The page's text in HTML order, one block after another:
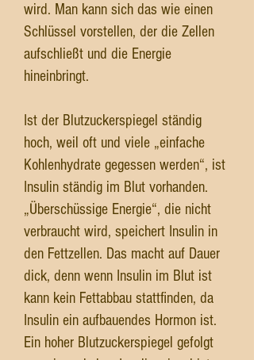
wird. Man kann sich das wie einen
Schlüssel vorstellen, der die Zellen
aufschließt und die Energie
hineinbringt.
Ist der Blutzuckerspiegel ständig
hoch, weil oft und viele „einfache
Kohlenhydrate gegessen werden“, ist
Insulin ständig im Blut vorhanden.
„Überschüssige Energie“, die nicht
verbraucht wird, speichert Insulin in
den Fettzellen. Das macht auf Dauer
dick, denn wenn Insulin im Blut ist
kann kein Fettabbau stattfinden, da
Insulin ein aufbauendes Hormon ist.
Ein hoher Blutzuckerspiegel gefolgt